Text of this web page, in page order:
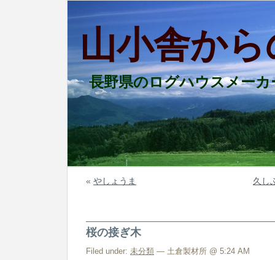
山小舎か
長野県のログハウスメー
« やしょうま 久し
桜の接ぎ木
Filed under: 未分類 — 土倉製材所 @ 5:24 AM